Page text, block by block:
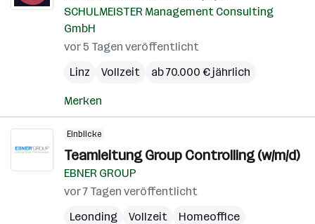
SCHULMEISTER Management Consulting
GmbH
vor 5 Tagen veröffentlicht
Linz
Vollzeit ab 70.000 € jährlich
Merken
Einblicke
Teamleitung Group Controlling (w/m/d)
EBNER GROUP
vor 7 Tagen veröffentlicht
Leonding
Vollzeit
Homeoffice